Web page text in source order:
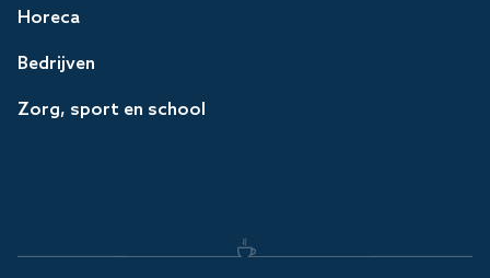
Horeca
Bedrijven
Zorg, sport en school